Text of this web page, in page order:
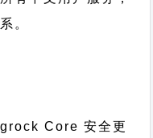
。
Core 安全更